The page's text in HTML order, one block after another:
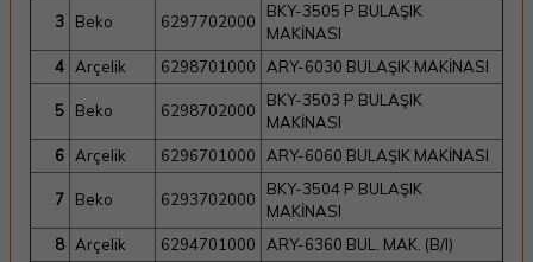
3 Beko 6297702000
BKY-3505 P BULAŞIK
MAKİNASI
4 Arçelik 6298701000 ARY-6030 BULAŞIK MAKİNASI
5 Beko 6298702000
BKY-3503 P BULAŞIK
MAKİNASI
6 Arçelik 6296701000 ARY-6060 BULAŞIK MAKİNASI
7 Beko 6293702000
BKY-3504 P BULAŞIK
MAKİNASI
8 Arçelik 6294701000 ARY-6360 BUL. MAK. (B/I)